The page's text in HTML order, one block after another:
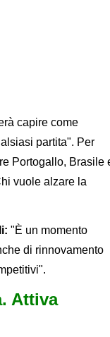
capire come
partita". Per
Portogallo, Brasile
vuole alzare la
"È un momento
di rinnovamento
Attiva